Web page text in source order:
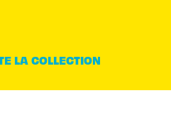
LA COLLECTION